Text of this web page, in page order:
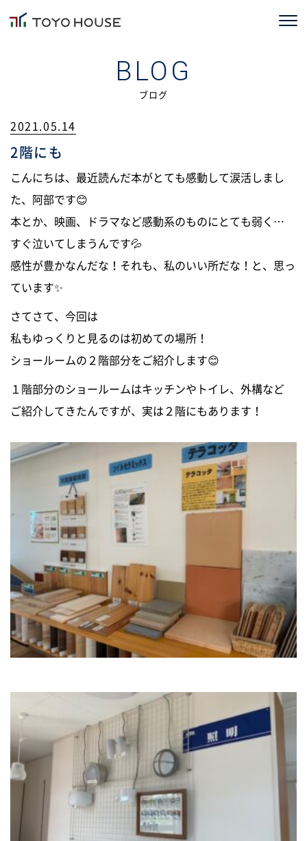
TOYOHOUSEの家づくり
施工事例
お客様の声
会社情報
ブログ
営業時間／9：00〜17：30
定休日／土日祝
※事前連絡で定休日も対応可
イベント情報
資料請求・お問い合わせ
BLOG
ブログ
2021.05.14
2階にも
こんにちは、最近読んだ本がとても感動して涙活しまし
た、阿部です😊
本とか、映画、ドラマなど感動系のものにとても弱く…
すぐ泣いてしまうんです💦
感性が豊かなんだな！それも、私のいい所だな！と、思っ
ています✨
さてさて、今回は
私もゆっくりと見るのは初めての場所！
ショールームの２階部分をご紹介します😊
１階部分のショールームはキッチンやトイレ、外構など
ご紹介してきたんですが、実は２階にもあります！